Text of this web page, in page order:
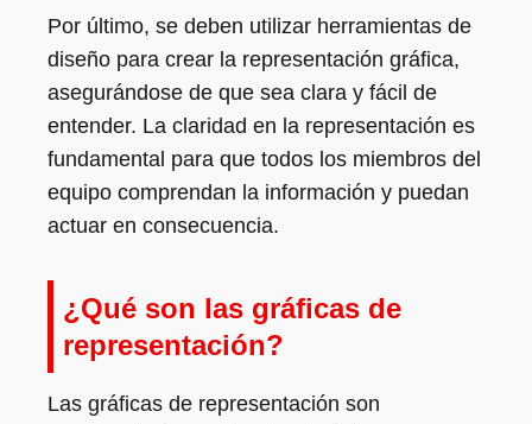
Por último, se deben utilizar herramientas de
diseño para crear la representación gráfica,
asegurándose de que sea clara y fácil de
entender. La claridad en la representación es
fundamental para que todos los miembros del
equipo comprendan la información y puedan
actuar en consecuencia.
¿Qué son las gráficas de
representación?
Las gráficas de representación son